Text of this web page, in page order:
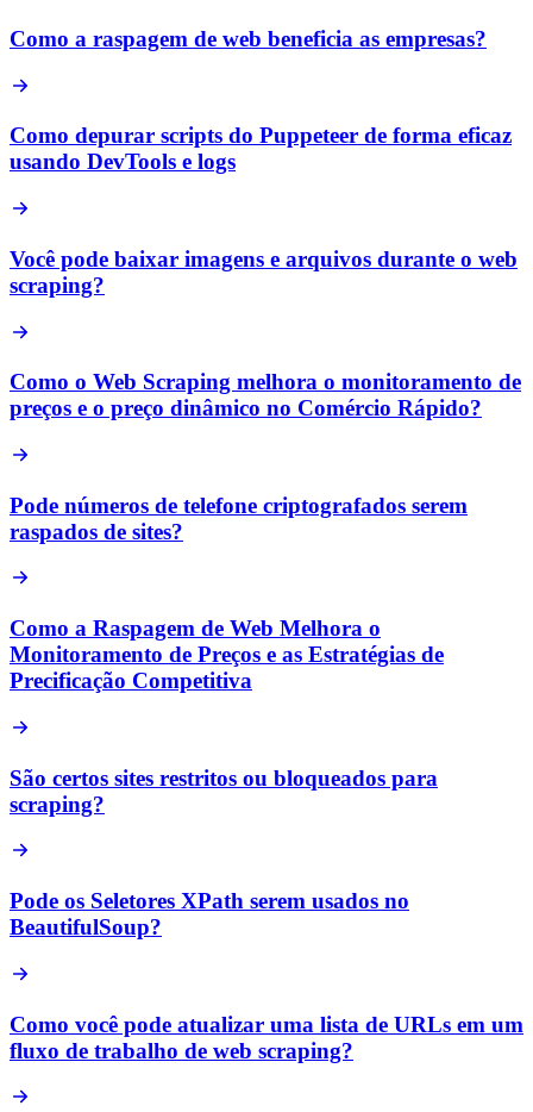
Como a raspagem de web beneficia as empresas?
Como depurar scripts do Puppeteer de forma eficaz
usando DevTools e logs
Você pode baixar imagens e arquivos durante o web
scraping?
Como o Web Scraping melhora o monitoramento de
preços e o preço dinâmico no Comércio Rápido?
Pode números de telefone criptografados serem
raspados de sites?
Como a Raspagem de Web Melhora o
Monitoramento de Preços e as Estratégias de
Precificação Competitiva
São certos sites restritos ou bloqueados para
scraping?
Pode os Seletores XPath serem usados no
BeautifulSoup?
Como você pode atualizar uma lista de URLs em um
fluxo de trabalho de web scraping?